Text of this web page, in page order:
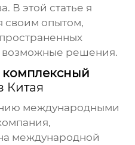
В этой статье я
своим опытом,
решения.
комплексный
Китая
международными
международной